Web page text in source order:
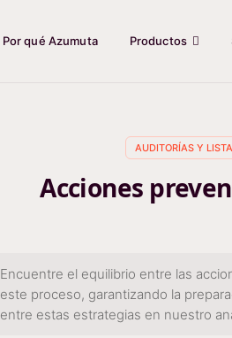
Por qué Azumuta Productos
AUDITORÍAS Y
Acciones
Encuentre el equilibrio entre las
este proceso, garantizando la
entre estas estrategias en nuestro